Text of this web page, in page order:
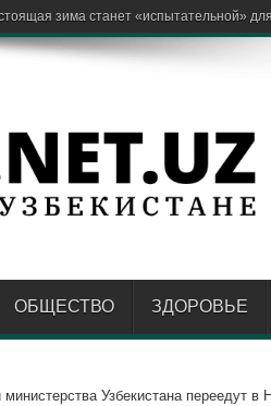
ОБЩЕСТВО ЗДОРОВЬЕ
Узбекистана переедут в